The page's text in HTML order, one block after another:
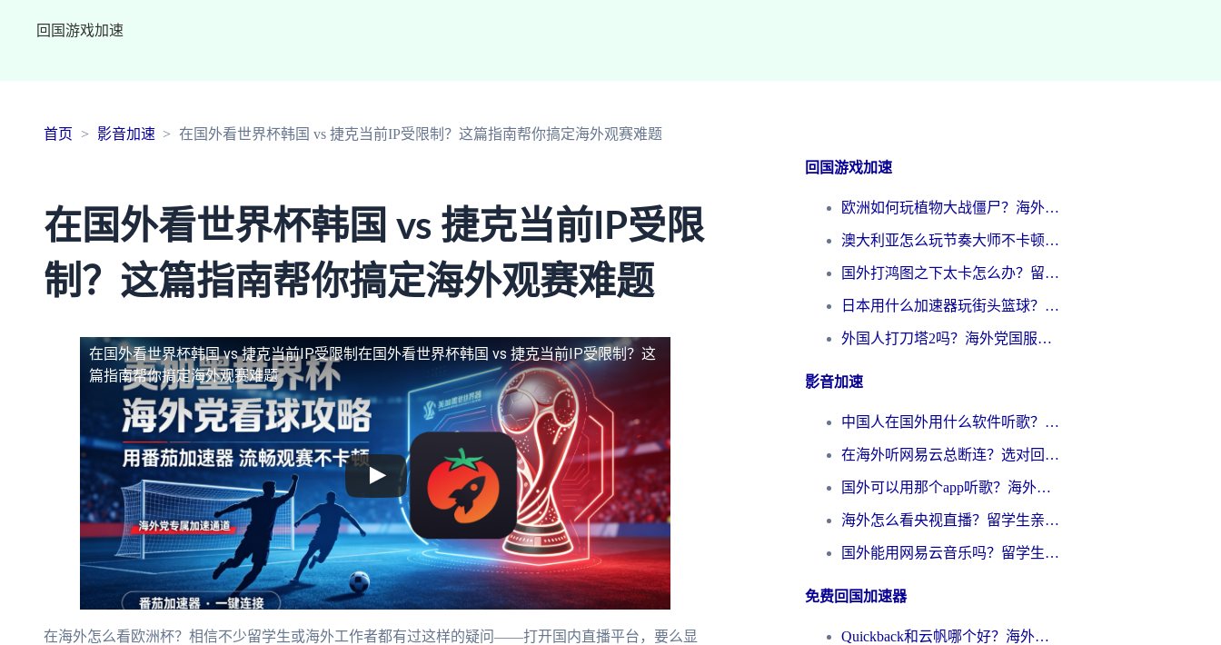
回国游戏加速
首页 影音加速 在国外看世界杯韩国 vs 捷克当前IP受限制？这篇指南帮你搞定海外观赛难题
在国外看世界杯韩国 vs 捷克当前IP受限
制？这篇指南帮你搞定海外观赛难题
在国外看世界杯韩国 vs 捷克当前IP受限制 在国外看世界杯韩国 vs 捷克当前IP受限制？这
篇指南帮你搞定海外观赛难题
在海外怎么看欧洲杯？相信不少留学生或海外工作者都有过这样的疑问——打开国内直播平台，要么显
回国游戏加速
欧洲如何玩植物大战僵尸？海外党国服游戏加速避坑指南（附实测对比）
澳大利亚怎么玩节奏大师不卡顿？海外党国服游戏加速终极指南
国外打鸿图之下太卡怎么办？留学生亲测有效的国服游戏加速方案
日本用什么加速器玩街头篮球？海外党国服游戏不卡顿的终极攻略
外国人打刀塔2吗？海外党国服游戏加速避坑全攻略
影音加速
中国人在国外用什么软件听歌？别再被地域限制卡脖子，这篇教你轻松解锁国内音乐库
在海外听网易云总断连？选对回国加速器，告别地区限制和卡顿
国外可以用那个app听歌？海外党亲测有效的回国加速方案，轻松听国内音乐听书
海外怎么看央视直播？留学生亲测：3步解决版权限制+追剧自由
国外能用网易云音乐吗？留学生亲测：3步解决海外听歌难题
免费回国加速器
Quickback和云帆哪个好？海外党2026亲测指南：选对加速器大陆工具，无缝刷国内剧玩国服